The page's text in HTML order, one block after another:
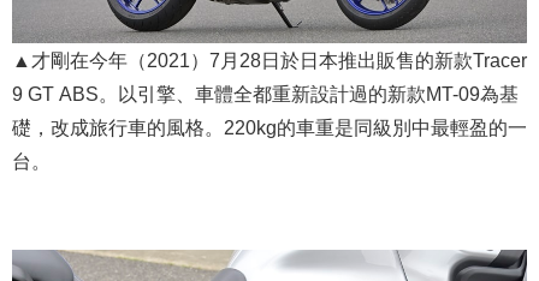
▲才剛在今年（2021）7月28日於日本推出販售的新款Tracer
9 GT ABS。以引擎、車體全都重新設計過的新款MT-09為基
礎，改成旅行車的風格。220kg的車重是同級別中最輕盈的一
台。